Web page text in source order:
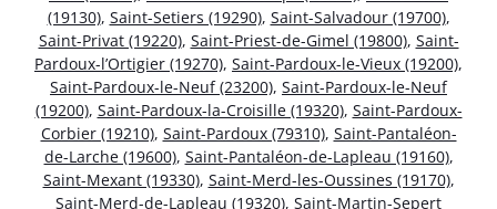
(19130), Saint-Setiers (19290), Saint-Salvadour (19700),
Saint-Privat (19220), Saint-Priest-de-Gimel (19800), Saint-
Pardoux-l’Ortigier (19270), Saint-Pardoux-le-Vieux (19200),
Saint-Pardoux-le-Neuf (23200), Saint-Pardoux-le-Neuf
(19200), Saint-Pardoux-la-Croisille (19320), Saint-Pardoux-
Corbier (19210), Saint-Pardoux (79310), Saint-Pantaléon-
de-Larche (19600), Saint-Pantaléon-de-Lapleau (19160),
Saint-Mexant (19330), Saint-Merd-les-Oussines (19170),
Saint-Merd-de-Lapleau (19320), Saint-Martin-Sepert